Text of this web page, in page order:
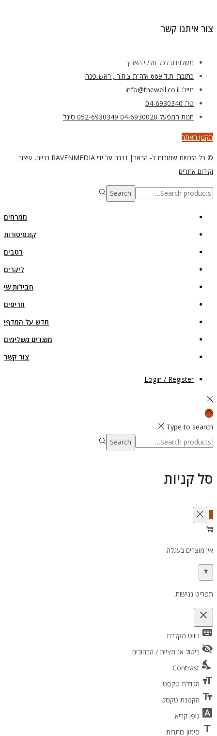
צור איתנו קשר
משלוחים לכל חלקי הארץ
כתובת: ת.ד 669 אזה”ת צ.ח.ר , ראש-פנה
מייל: info@thewell.co.il
טל: 04-6930340
חנות המפעל 04-6930020 052-6930349 סיגל
תקנון האתר
© כל הזכויות שמורות ל- הבאר| נבנה על ידי RAVENMEDIA בנייה, עיצוב
וקידום אתרים
Search
Search
ממרחים
קונפיטורות
רטבים
ליקרים
חבילות שי
חריפים
חדש על המדף!
מוצרים משלימים
צור קשר
Login / Register
Type to search
Search
Search
סל קניות
0
אין מוצרים בעגלה.
תפריט נגישות
close
פתיחה וסגירה של תפריט הנגישותkeyboard ניווט מקלדת
visibility_off ביטול אנימציות / הבהובים
nights_stay
Contrast
format_size הגדלת טקסט
text_fields הקטנת טקסט
font_download גופן קריא
title סימון כותרות